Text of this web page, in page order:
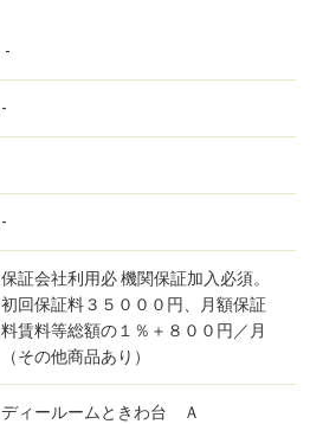
-
-
-
保証会社利用必 機関保証加入必須。
初回保証料３５０００円、月額保証
料賃料等総額の１％＋８００円／月
（その他商品あり）
ディールームときわ台 Ａ